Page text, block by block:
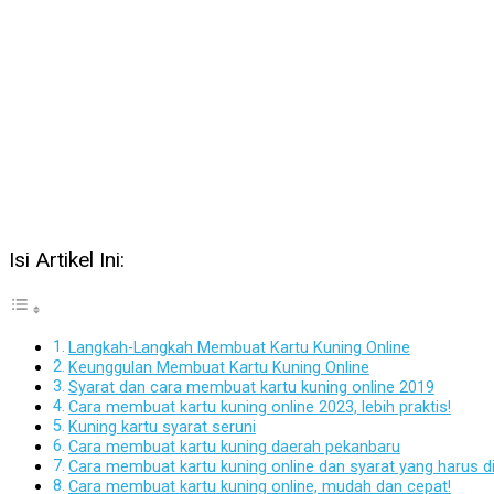
Isi Artikel Ini:
Langkah-Langkah Membuat Kartu Kuning Online
Keunggulan Membuat Kartu Kuning Online
Syarat dan cara membuat kartu kuning online 2019
Cara membuat kartu kuning online 2023, lebih praktis!
Kuning kartu syarat seruni
Cara membuat kartu kuning daerah pekanbaru
Cara membuat kartu kuning online dan syarat yang harus
Cara membuat kartu kuning online, mudah dan cepat!